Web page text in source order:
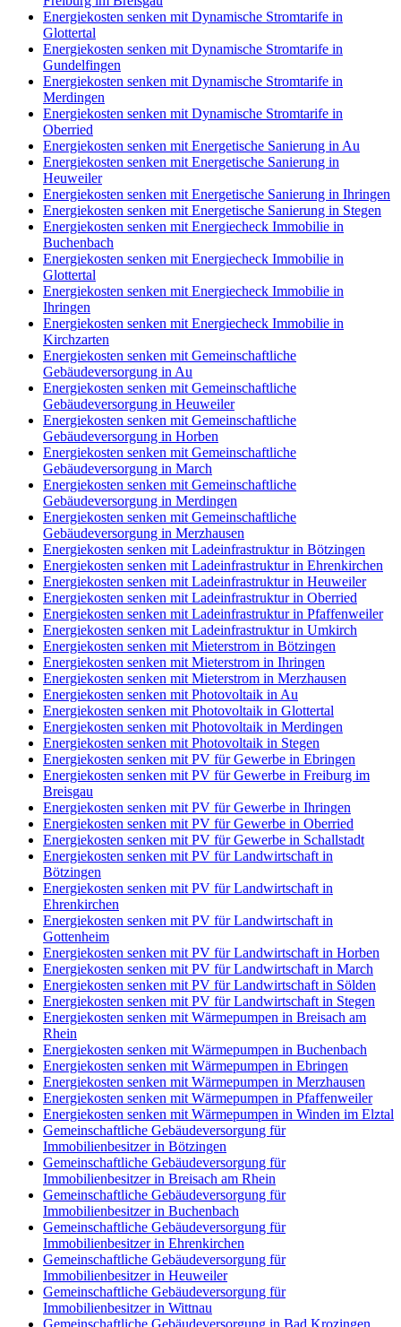
Energiekosten senken mit Dynamische Stromtarife in
Glottertal
Energiekosten senken mit Dynamische Stromtarife in
Gundelfingen
Energiekosten senken mit Dynamische Stromtarife in
Merdingen
Energiekosten senken mit Dynamische Stromtarife in
Oberried
Energiekosten senken mit Energetische Sanierung in Au
Energiekosten senken mit Energetische Sanierung in
Heuweiler
Energiekosten senken mit Energetische Sanierung in Ihringen
Energiekosten senken mit Energetische Sanierung in Stegen
Energiekosten senken mit Energiecheck Immobilie in
Buchenbach
Energiekosten senken mit Energiecheck Immobilie in
Glottertal
Energiekosten senken mit Energiecheck Immobilie in
Ihringen
Energiekosten senken mit Energiecheck Immobilie in
Kirchzarten
Energiekosten senken mit Gemeinschaftliche
Gebäudeversorgung in Au
Energiekosten senken mit Gemeinschaftliche
Gebäudeversorgung in Heuweiler
Energiekosten senken mit Gemeinschaftliche
Gebäudeversorgung in Horben
Energiekosten senken mit Gemeinschaftliche
Gebäudeversorgung in March
Energiekosten senken mit Gemeinschaftliche
Gebäudeversorgung in Merdingen
Energiekosten senken mit Gemeinschaftliche
Gebäudeversorgung in Merzhausen
Energiekosten senken mit Ladeinfrastruktur in Bötzingen
Energiekosten senken mit Ladeinfrastruktur in Ehrenkirchen
Energiekosten senken mit Ladeinfrastruktur in Heuweiler
Energiekosten senken mit Ladeinfrastruktur in Oberried
Energiekosten senken mit Ladeinfrastruktur in Pfaffenweiler
Energiekosten senken mit Ladeinfrastruktur in Umkirch
Energiekosten senken mit Mieterstrom in Bötzingen
Energiekosten senken mit Mieterstrom in Ihringen
Energiekosten senken mit Mieterstrom in Merzhausen
Energiekosten senken mit Photovoltaik in Au
Energiekosten senken mit Photovoltaik in Glottertal
Energiekosten senken mit Photovoltaik in Merdingen
Energiekosten senken mit Photovoltaik in Stegen
Energiekosten senken mit PV für Gewerbe in Ebringen
Energiekosten senken mit PV für Gewerbe in Freiburg im
Breisgau
Energiekosten senken mit PV für Gewerbe in Ihringen
Energiekosten senken mit PV für Gewerbe in Oberried
Energiekosten senken mit PV für Gewerbe in Schallstadt
Energiekosten senken mit PV für Landwirtschaft in
Bötzingen
Energiekosten senken mit PV für Landwirtschaft in
Ehrenkirchen
Energiekosten senken mit PV für Landwirtschaft in
Gottenheim
Energiekosten senken mit PV für Landwirtschaft in Horben
Energiekosten senken mit PV für Landwirtschaft in March
Energiekosten senken mit PV für Landwirtschaft in Sölden
Energiekosten senken mit PV für Landwirtschaft in Stegen
Energiekosten senken mit Wärmepumpen in Breisach am
Rhein
Energiekosten senken mit Wärmepumpen in Buchenbach
Energiekosten senken mit Wärmepumpen in Ebringen
Energiekosten senken mit Wärmepumpen in Merzhausen
Energiekosten senken mit Wärmepumpen in Pfaffenweiler
Energiekosten senken mit Wärmepumpen in Winden im Elztal
Gemeinschaftliche Gebäudeversorgung für
Immobilienbesitzer in Bötzingen
Gemeinschaftliche Gebäudeversorgung für
Immobilienbesitzer in Breisach am Rhein
Gemeinschaftliche Gebäudeversorgung für
Immobilienbesitzer in Buchenbach
Gemeinschaftliche Gebäudeversorgung für
Immobilienbesitzer in Ehrenkirchen
Gemeinschaftliche Gebäudeversorgung für
Immobilienbesitzer in Heuweiler
Gemeinschaftliche Gebäudeversorgung für
Immobilienbesitzer in Wittnau
Gemeinschaftliche Gebäudeversorgung in Bad Krozingen